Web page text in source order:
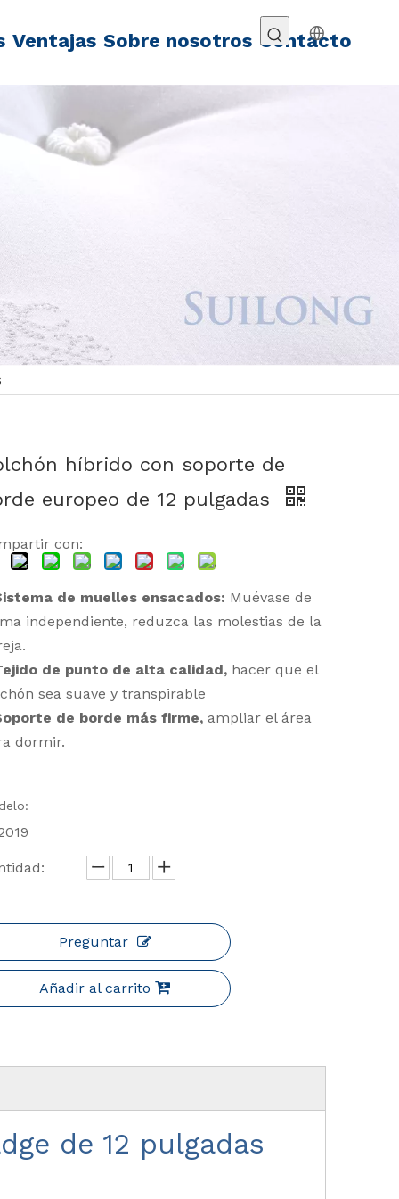
Ventajas Sobre nosotros Contacto
híbrido con soporte de
europeo de 12 pulgadas
con:
de muelles ensacados: Muévase de
independiente, reduzca las molestias de la
de punto de alta calidad, hacer que el
sea suave y transpirable
de borde más firme,ampliar el área
dormir.
Preguntar
Añadir al carrito
de 12 pulgadas